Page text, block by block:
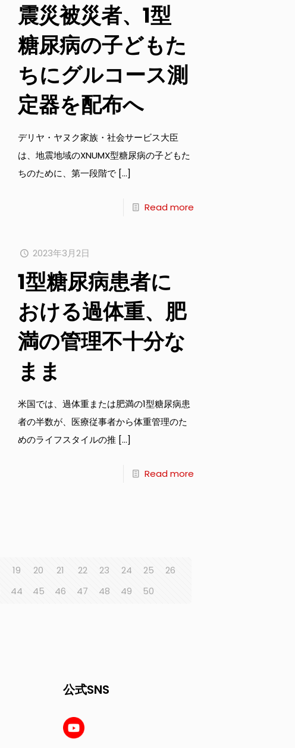
震災被災者、1型
糖尿病の子どもた
ちにグルコース測
定器を配布へ
デリヤ・ヤヌク家族・社会サービス大臣
は、地震地域のXNUMX型糖尿病の子どもた
ちのために、第一段階で […]
Read more
2023年3月2日
1型糖尿病患者に
おける過体重、肥
満の管理不十分な
まま
米国では、過体重または肥満の1型糖尿病患
者の半数が、医療従事者から体重管理のた
めのライフスタイルの推 […]
Read more
19 20 21 22 23 24 25
26
44 45 46 47 48 49 50
公式SNS